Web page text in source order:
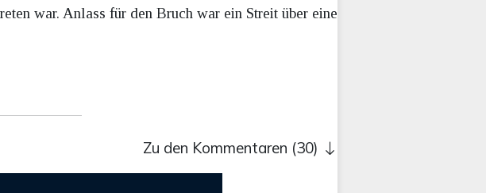
war. Anlass für den Bruch war ein Streit über eine
Zu den Kommentaren (30)